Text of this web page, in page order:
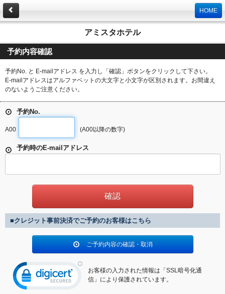
HOME
アミスタホテル
予約内容確認
予約No. と E-mailアドレス を入力し「確認」ボタンをクリックして下さい。
E-mailアドレスはアルファベットの大文字と小文字が区別されます。お間違え
のないようご注意ください。
予約No.
A00 (A00以降の数字)
予約時のE-mailアドレス
■クレジット事前決済でご予約のお客様はこちら
ご予約内容の確認・取消
お客様の入力された情報は「SSL暗号化通
信」により保護されています。